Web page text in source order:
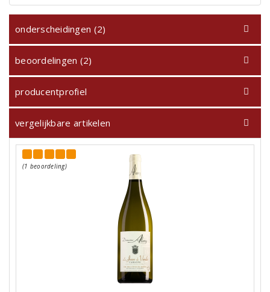
onderscheidingen (2)
beoordelingen (2)
producentprofiel
vergelijkbare artikelen
(1 beoordeling)